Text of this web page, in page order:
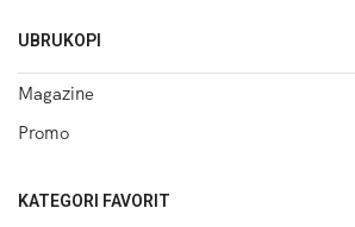
UBRUKOPI
Magazine
Promo
KATEGORI FAVORIT